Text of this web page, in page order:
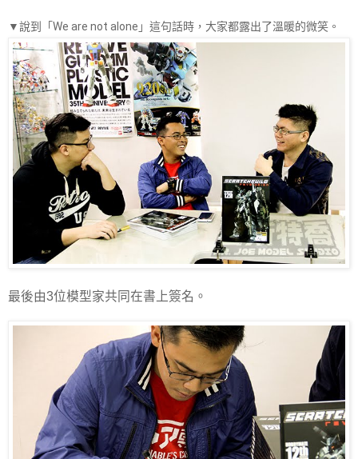
▼說到「We are not alone」這句話時，大家都露出了溫暖的微笑。
最後由3位模型家共同在書上簽名。